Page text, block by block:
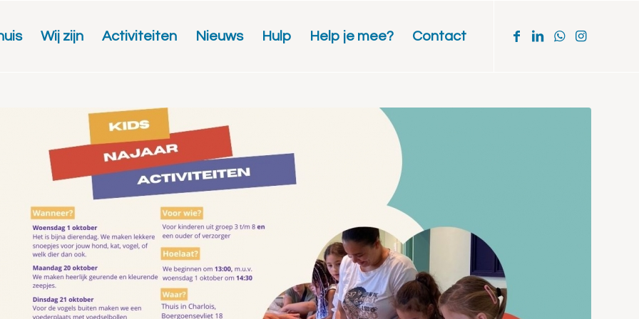
Wij zijn Activiteiten Nieuws Hulp Help je mee? Contact